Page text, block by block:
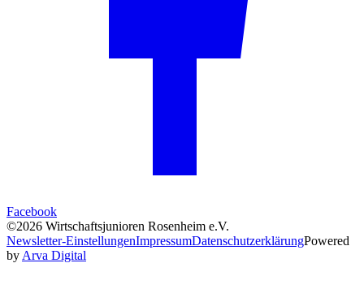
Facebook
©2026 Wirtschaftsjunioren Rosenheim e.V.
Newsletter-EinstellungenImpressumDatenschutzerklärungPowered
by Arva Digital